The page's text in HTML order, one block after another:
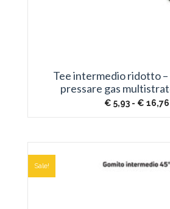
Tee intermedio ridotto –
pressare gas
€ 5,93 - € 16,76
Sale!